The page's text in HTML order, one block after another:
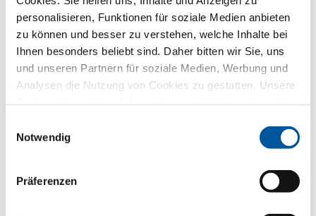
personalisieren, Funktionen für soziale Medien anbieten
zu können und besser zu verstehen, welche Inhalte bei
Ihnen besonders beliebt sind. Daher bitten wir Sie, uns
und unseren Partnern für soziale Medien, Werbung und
Analysen die Nutzung von Cookies zu gestatten. Unsere
haben oder die sie im Rahmen Ihrer Nutzung der Dienste
Notwendig
Präferenzen
Bitte wählen
Ihre ausgewählte Flügelvariante